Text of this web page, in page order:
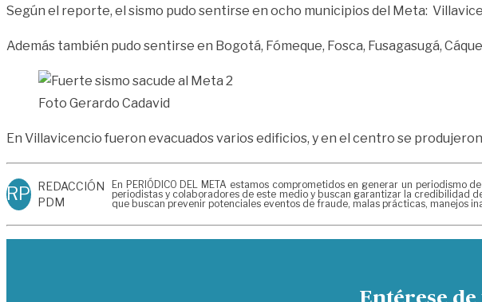
Según el reporte, el sismo pudo sentirse en ocho municipios del Meta:
Además también pudo sentirse en Bogotá, Fómeque, Fosca, Fusagasugá,
Foto Gerardo Cadavid
En Villavicencio fueron evacuados varios edificios, y en el centro se
RP REDACCIÓN
PDM
En PERIÓDICO DEL META estamos comprometidos en generar un
periodistas y colaboradores de este medio y buscan garantizar la credibilidad
que buscan prevenir potenciales eventos de fraude, malas prácticas, manejos